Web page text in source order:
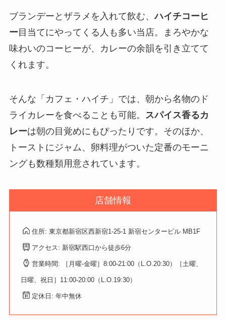
ブランデーとザラメを入れて飲む、ハイチコーヒ
ー目当てにやってくる人も多い当店。まろやかな
味わいのコーヒーが、カレーの余韻を引き立てて
くれます。
そんな「カフェ・ハイチ」では、朝から名物のド
ライカレーを食べることも可能。
スパイス香るカ
レーは朝の目覚めにもぴったりです。そのほか、
トーストにジャム、卵料理がついた定番のモーニ
ングも数種類用意されています。
店舗情報
住所: 東京都新宿区西新宿1-25-1 新宿センタービル MB1F
アクセス: 新宿駅西口から徒歩6分
営業時間: ［月曜-金曜］8:00-21:00（L.O.20:30）［土曜、
日曜、祝日］11:00-20:00（L.O.19:30）
定休日: 年中無休